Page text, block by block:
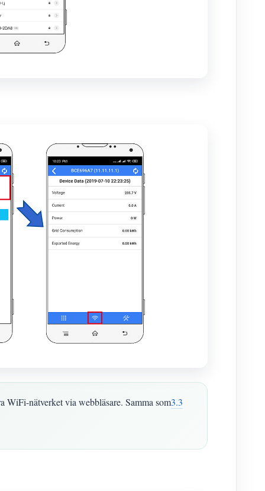
nätverket via webbläsare. Samma som3.3